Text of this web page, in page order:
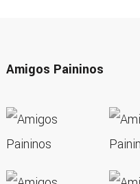
Amigos Paininos